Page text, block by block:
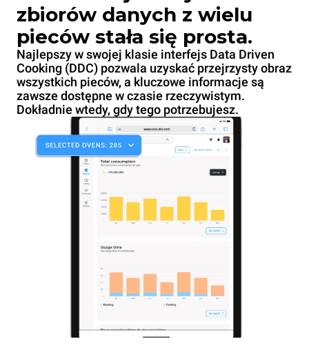
zbiorów danych z wielu
pieców stała się prosta.
Najlepszy w swojej klasie interfejs Data Driven
Cooking (DDC) pozwala uzyskać przejrzysty obraz
wszystkich pieców, a kluczowe informacje są
zawsze dostępne w czasie rzeczywistym.
Dokładnie wtedy, gdy tego potrzebujesz.